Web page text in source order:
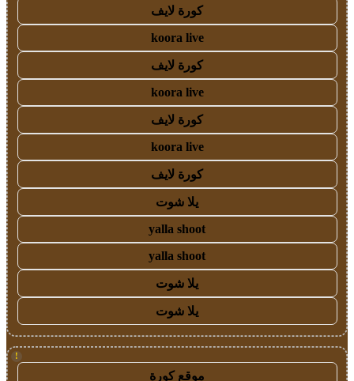
كورة لايف
koora live
كورة لايف
koora live
كورة لايف
koora live
كورة لايف
يلا شوت
yalla shoot
yalla shoot
يلا شوت
يلا شوت
!
موقع كورة